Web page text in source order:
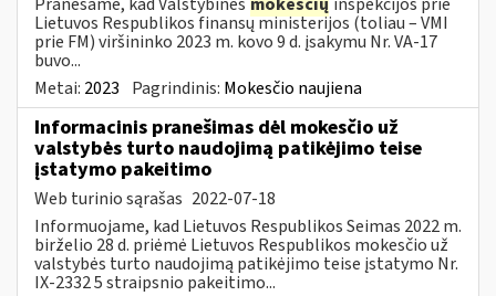
Lietuvos Respublikos finansų ministerijos (toliau – VMI
prie FM) viršininko 2023 m. kovo 9 d. įsakymu Nr. VA-17
buvo...
Metai: 2023 Pagrindinis: Mokesčio naujiena
Informacinis pranešimas dėl mokesčio už
valstybės turto naudojimą patikėjimo teise
įstatymo pakeitimo
Web turinio sąrašas 2022-07-18
Informuojame, kad Lietuvos Respublikos Seimas 2022 m.
birželio 28 d. priėmė Lietuvos Respublikos mokesčio už
valstybės turto naudojimą patikėjimo teise įstatymo Nr.
IX-2332 5 straipsnio pakeitimo...